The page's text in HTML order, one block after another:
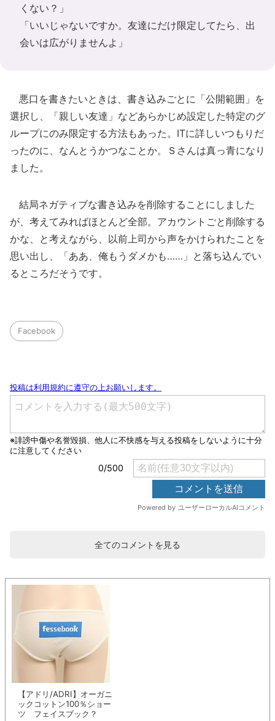
くない？」
「いいじゃないですか。友達にだけ限定してたら、出
会いは広がりませんよ」
悪口を書きたいときは、書き込みごとに「公開範囲」を
選択し、「親しい友達」などあらかじめ設定した特定のグ
ループにのみ限定する方法もあった。ITに詳しいつもりだ
ったのに、なんとうかつなことか。Ｓさんは真っ青になり
ました。
結局ネガティブな書き込みを削除することにしました
が、考えてみればほとんど全部。アカウントごと削除する
かな、と考えながら、以前上司から声をかけられたことを
思い出し、「ああ、俺もうダメかも……」と落ち込んでい
るところだそうです。
Facebook
全てのコメントを見る
【アドリ/ADRI】オーガニ
ックコットン100％ショー
ツ フェイスブック？